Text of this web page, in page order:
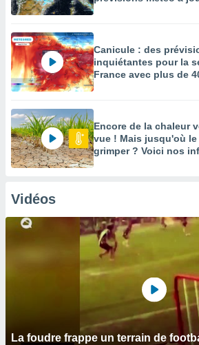
Canicule : des
inquiétantes pour la
France avec plus de
Encore de la chaleur
vue ! Mais jusqu'où le
grimper ? Voici nos
Vidéos
La foudre frappe un terrain de